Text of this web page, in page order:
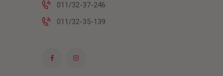
011/32-37-246
011/32-35-139